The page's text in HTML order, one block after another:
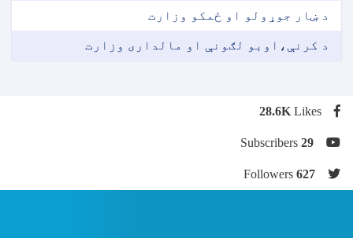
د ښار جوړولو او ځمکو وزارت
د کرنې،اوبو لګونې او مالداری وزارت
28.6K Likes
29
Subscribers
627
Followers